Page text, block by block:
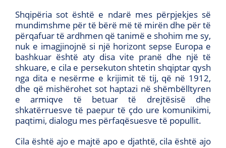
Shqipëria sot është e ndarë mes përpjekjes së
mundimshme për të bërë më të mirën dhe për të
përqafuar të ardhmen që tanimë e shohim me sy,
nuk e imagjinojnë si një horizont sepse Europa e
bashkuar është aty disa vite pranë dhe një të
shkuare, e cila e persekuton shtetin shqiptar qysh
nga dita e nesërme e krijimit të tij, që në 1912,
dhe që mishërohet sot haptazi në shëmbëlltyren
e armiqve të betuar të drejtësisë dhe
shkatërruesve të paepur të çdo ure komunikimi,
paqtimi, dialogu mes përfaqësuesve të popullit.
Cila është ajo e majtë apo e djathtë, cila është ajo